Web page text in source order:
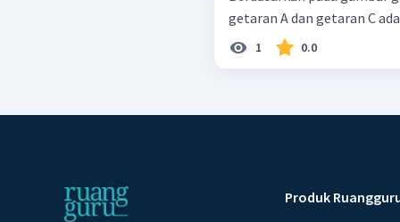
getaran A dan getaran C
1 0.0
Produk